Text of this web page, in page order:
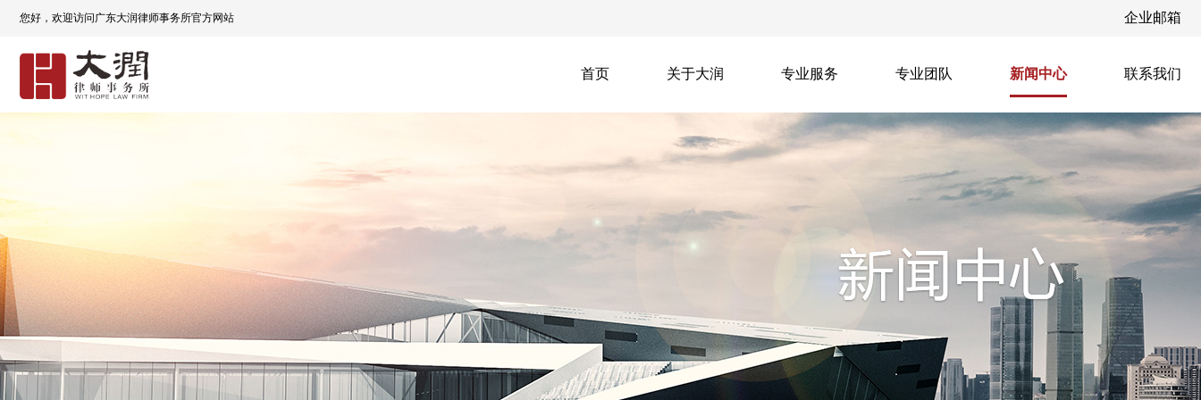
您好，欢迎访问广东大润律师事务所官方网站 企业邮箱
首页 关于大润 专业服务 专业团队 新闻中心 联系我们